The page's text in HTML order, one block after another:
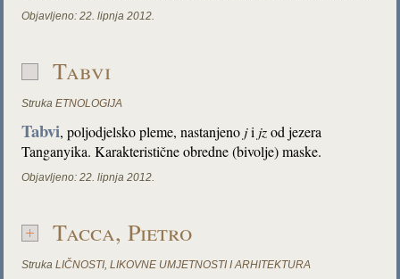
Objavljeno: 22. lipnja 2012.
Tabvi
Struka ETNOLOGIJA
Tabvi, poljodjelsko pleme, nastanjeno ji jzod jezera
Tanganyika. Karakteristične obredne (bivolje) maske.
Objavljeno: 22. lipnja 2012.
Tacca, Pietro
Struka LIČNOSTI,LIKOVNE UMJETNOSTI I ARHITEKTURA